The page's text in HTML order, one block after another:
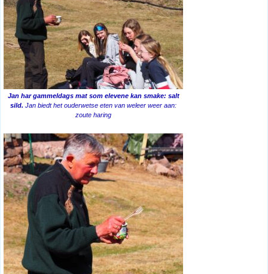
Jan har gammeldags mat som elevene kan smake: salt
sild. Jan biedt het ouderwetse eten van weleer weer aan:
zoute haring